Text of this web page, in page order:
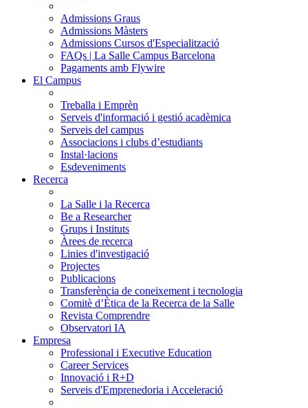
Admissions Graus
Admissions Màsters
Admissions Cursos d'Especialització
FAQs | La Salle Campus Barcelona
Pagaments amb Flywire
El Campus
Treballa i Emprèn
Serveis d'informació i gestió acadèmica
Serveis del campus
Associacions i clubs d’estudiants
Instal·lacions
Esdeveniments
Recerca
La Salle i la Recerca
Be a Researcher
Grups i Instituts
Àrees de recerca
Linies d'investigació
Projectes
Publicacions
Transferència de coneixement i tecnologia
Comitè d’Ètica de la Recerca de la Salle
Revista Comprendre
Observatori IA
Empresa
Professional i Executive Education
Career Services
Innovació i R+D
Serveis d'Emprenedoria i Acceleració